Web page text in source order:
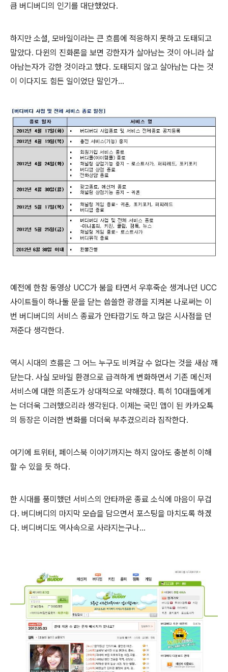
큼 버디버디의 인기를 대단했었다.
하지만 소셜, 모바일이라는 큰 흐름에 적응하지 못하고 도태되고
말았다. 다윈의 진화론을 보면 강한자가 살아남는 것이 아니라 살
아남는자가 강한 것이라고 했다. 도태되지 않고 살아남는 다는 것
이 이다지도 힘든 일이었단 말인가...
예전에 한참 동영상 UCC가 붐을 타면서 우후죽순 생겨나던 UCC
사이트들이 하나둘 문을 닫는 씁쓸한 광경을 지켜본 나로써는 이
번 버디버디의 서비스 종료가 안타깝기도 하고 많은 시사점을 던
져준다 생각한다.
역시 시대의 흐름은 그 어느 누구도 비켜갈 수 없다는 것을 새삼 깨
닫는다. 사실 모바일 환경으로 급격하게 변화하면서 기존 메신저
서비스에 대한 의존도가 상대적으로 약해졌다. 특히 10대들에게
는 더더욱 그러했으리라 생각된다. 이제는 국민 앱이 된 카카오톡
의 등장은 이러한 변화를 더더욱 부추겼으리라 짐작한다.
여기에 트위터, 페이스북 이야기까지는 하지 않아도 충분히 이해
할 수 있을 듯 하다.
한 시대를 풍미했던 서비스의 안타까운 종료 소식에 마음이 무겁
다. 버디버디의 마지막 모습을 담으면서 포스팅을 마치도록 하겠
다. 버디버디도 역사속으로 사라지는구나...